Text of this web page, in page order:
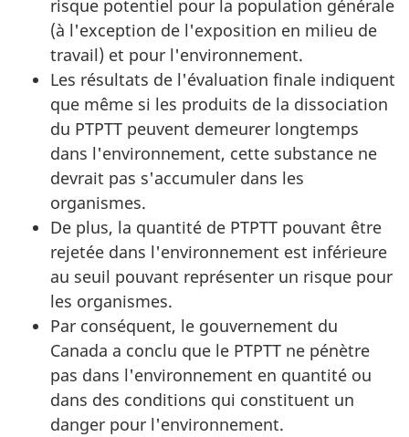
risque potentiel pour la population générale
(à l'exception de l'exposition en milieu de
travail) et pour l'environnement.
Les résultats de l'évaluation finale indiquent
que même si les produits de la dissociation
du PTPTT peuvent demeurer longtemps
dans l'environnement, cette substance ne
devrait pas s'accumuler dans les
organismes.
De plus, la quantité de PTPTT pouvant être
rejetée dans l'environnement est inférieure
au seuil pouvant représenter un risque pour
les organismes.
Par conséquent, le gouvernement du
Canada a conclu que le PTPTT ne pénètre
pas dans l'environnement en quantité ou
dans des conditions qui constituent un
danger pour l'environnement.